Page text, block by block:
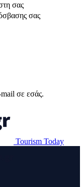
σας
σας
σε εσάς.
Tourism Today